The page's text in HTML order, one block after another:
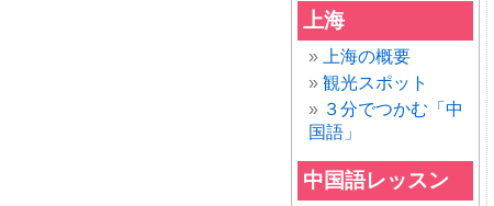
上海
上海の概要
観光スポット
３分でつかむ「中
国語」
中国語レッスン